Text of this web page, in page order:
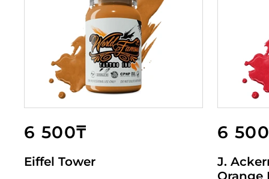
6 500₸
Eiffel Tower
6 000₸
Hot Pink
12 500₸
BROVI ONE Нейтральный
6
J.
6
12